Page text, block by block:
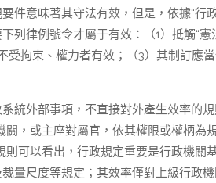
件意味著其守法有效，但是，依據“行
列律例號令才屬于有效：（1）抵觸“
拘束、權力者有效；（3）其制訂應
統外部事項，不直接對外產生效率的
，或主座對屬官，依其權限或權柄為
可以看出，行政規定重要是行政機關
量尺度等規定；其效率僅對上級行政